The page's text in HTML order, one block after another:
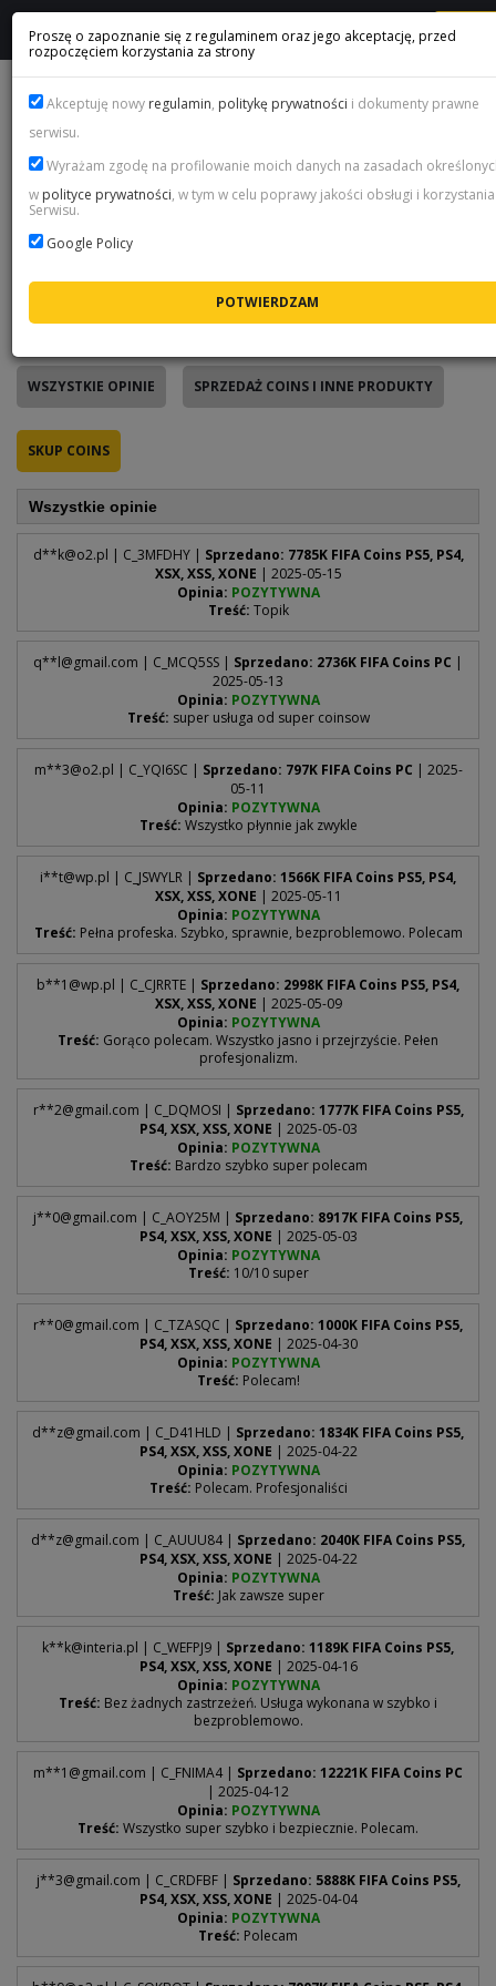
FIFA COINS OPINIE KLIENTÓW
Prawdziwe opinie - tylko po zakupie
Każdą opinię na tej stronie wystawił klient po
zrealizowanym zamówieniu - przez jednorazowy link, który
zewnątrz, dlatego poniżej czytasz prawdziwe
doświadczenia z naszym sklepem, a nie marketing.
WSZYSTKIE OPINIE SPRZEDAŻ COINS I INNE PRODUKTY
SKUP COINS
Wszystkie opinie
d**k@o2.pl | C_3MFDHY | Sprzedano: 7785K FIFA Coins PS5, PS4,
XSX, XSS, XONE | 2025-05-15
Opinia: POZYTYWNA
Treść: Topik
q**l@gmail.com | C_MCQ5SS | Sprzedano: 2736K FIFA Coins PC |
2025-05-13
Opinia: POZYTYWNA
Treść: super usługa od super coinsow
m**3@o2.pl | C_YQI6SC | Sprzedano: 797K FIFA Coins PC | 2025-
05-11
Opinia: POZYTYWNA
Treść: Wszystko płynnie jak zwykle
i**t@wp.pl | C_JSWYLR | Sprzedano: 1566K FIFA Coins PS5, PS4,
XSX, XSS, XONE | 2025-05-11
Opinia: POZYTYWNA
Treść: Pełna profeska. Szybko, sprawnie, bezproblemowo. Polecam
b**1@wp.pl | C_CJRRTE | Sprzedano: 2998K FIFA Coins PS5, PS4,
XSX, XSS, XONE | 2025-05-09
Opinia: POZYTYWNA
Treść: Gorąco polecam. Wszystko jasno i przejrzyście. Pełen
profesjonalizm.
r**2@gmail.com | C_DQMOSI | Sprzedano: 1777K FIFA Coins PS5,
PS4, XSX, XSS, XONE | 2025-05-03
Opinia: POZYTYWNA
Treść: Bardzo szybko super polecam
j**0@gmail.com | C_AOY25M | Sprzedano: 8917K FIFA Coins PS5,
PS4, XSX, XSS, XONE | 2025-05-03
Opinia: POZYTYWNA
Treść: 10/10 super
r**0@gmail.com | C_TZASQC | Sprzedano: 1000K FIFA Coins PS5,
PS4, XSX, XSS, XONE | 2025-04-30
Opinia: POZYTYWNA
Treść: Polecam!
d**z@gmail.com | C_D41HLD | Sprzedano: 1834K FIFA Coins PS5,
PS4, XSX, XSS, XONE | 2025-04-22
Opinia: POZYTYWNA
Treść: Polecam. Profesjonaliści
d**z@gmail.com | C_AUUU84 | Sprzedano: 2040K FIFA Coins PS5,
PS4, XSX, XSS, XONE | 2025-04-22
Opinia: POZYTYWNA
Treść: Jak zawsze super
k**k@interia.pl | C_WEFPJ9 | Sprzedano: 1189K FIFA Coins PS5,
PS4, XSX, XSS, XONE | 2025-04-16
Opinia: POZYTYWNA
Treść: Bez żadnych zastrzeżeń. Usługa wykonana w szybko i
bezproblemowo.
m**1@gmail.com | C_FNIMA4 | Sprzedano: 12221K FIFA Coins PC
| 2025-04-12
Opinia: POZYTYWNA
Treść: Wszystko super szybko i bezpiecznie. Polecam.
j**3@gmail.com | C_CRDFBF | Sprzedano: 5888K FIFA Coins PS5,
PS4, XSX, XSS, XONE | 2025-04-04
Opinia: POZYTYWNA
Treść: Polecam
Proszę o zapoznanie się z regulaminem oraz jego akceptację, przed
rozpoczęciem korzystania za strony
Akceptuję nowy regulamin, politykę prywatności i dokumenty prawne
serwisu.
Wyrażam zgodę na profilowanie moich danych na zasadach
w polityce prywatności, w tym w celu poprawy jakości obsługi i
Serwisu.
Google Policy